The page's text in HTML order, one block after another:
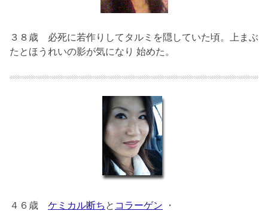
３８歳 必死に若作りしてタルミを隠していた頃。上まぶ
たとほうれいの影が気になり 始めた。
４６歳 ケミカル断ち と コラーゲン ・